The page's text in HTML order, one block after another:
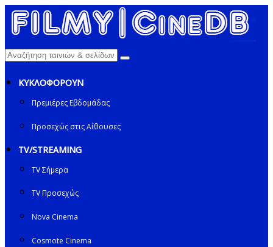
ΚΥΚΛΟΦΟΡΟΥΝ
Πρεμιέρες Εβδομάδας
Προσεχώς στις Αίθουσες
TV/STREAMING
TV Σήμερα
TV Προσεχώς
Nova Cinema
Cosmote Cinema